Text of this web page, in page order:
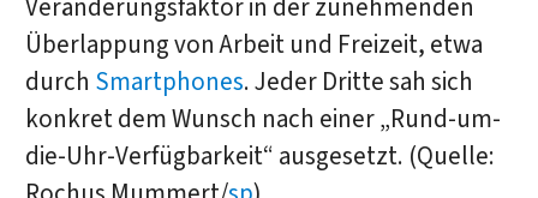
Veränderungsfaktor in der zunehmenden
Überlappung von Arbeit und Freizeit, etwa
durch Smartphones. Jeder Dritte sah sich
konkret dem Wunsch nach einer „Rund-um-
die-Uhr-Verfügbarkeit“ ausgesetzt. (Quelle: